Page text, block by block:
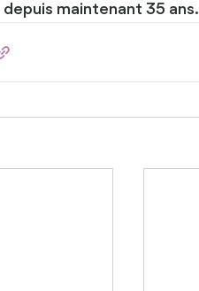
depuis maintenant 35 ans.